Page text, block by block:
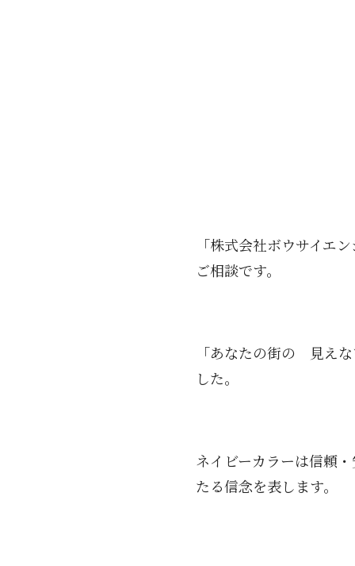
「株式会社ボウサイエ
ご相談です。
「あなたの街の 見え
した。
ネイビーカラーは信頼
たる信念を表します。